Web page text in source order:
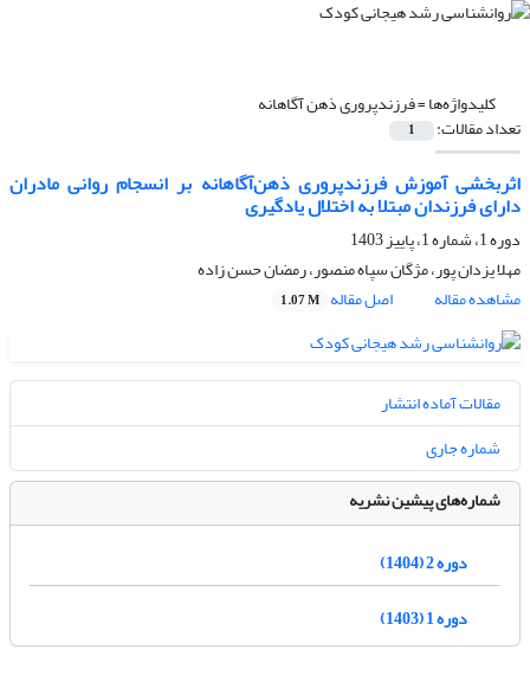
کلیدواژه‌ها =فرزندپروری ذهن آگاهانه
تعداد مقالات: 1
اثربخشی آموزش فرزندپروری ذهن‌آگاهانه بر انسجام روانی مادران
دارای فرزندان مبتلا به اختلال یادگیری
دوره 1، شماره 1، پاییز 1403
مهلا یزدان پور، مژگان سپاه منصور، رمضان حسن زاده
مشاهده مقاله
اصل مقاله 1.07 M
مقالات آماده انتشار
شماره جاری
شماره‌های پیشین نشریه
دوره 2 (1404)
دوره 1 (1403)